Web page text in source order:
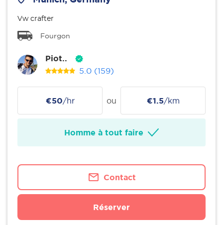
Vw crafter
Fourgon
Piot..
5.0 (159)
€50/hr ou €1.5/km
Homme à tout faire
Contact
Réserver